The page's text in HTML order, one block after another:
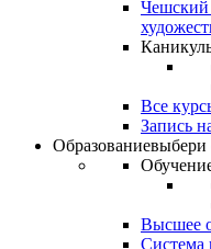
Чешский
Все
Запись
Образованиевыбери
Высшее
Система